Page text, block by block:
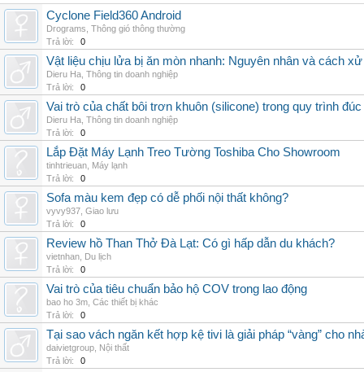
Cyclone Field360 Android
Drograms Thông gió thông thường
Trả lời:
0
Vật liệu chịu lửa bị ăn mòn nhanh: Nguyên nhân và cách
Dieru Ha Thông tin doanh nghiệp
Trả lời:
0
Vai trò của chất bôi trơn khuôn (silicone) trong quy trình
Dieru Ha Thông tin doanh nghiệp
Trả lời:
0
Lắp Đặt Máy Lạnh Treo Tường Toshiba Cho Showroom
tinhtrieuan Máy lạnh
Trả lời:
0
Sofa màu kem đẹp có dễ phối nội thất không?
vyvy937 Giao lưu
Trả lời:
0
Review hồ Than Thở Đà Lạt: Có gì hấp dẫn du khách?
vietnhan Du lịch
Trả lời:
0
Vai trò của tiêu chuẩn bảo hộ COV trong lao động
bao ho 3m Các thiết bị khác
Trả lời:
0
Tại sao vách ngăn kết hợp kệ tivi là giải pháp “vàng” cho
daivietgroup Nội thất
Trả lời:
0